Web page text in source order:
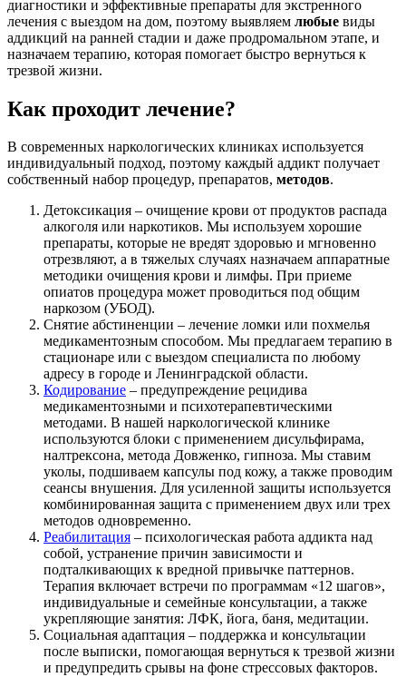
диагностики и эффективные препараты для экстренного
лечения с выездом на дом, поэтому выявляем любые виды
аддикций на ранней стадии и даже продромальном этапе, и
назначаем терапию, которая помогает быстро вернуться к
трезвой жизни.
Как проходит лечение?
В современных наркологических клиниках используется
индивидуальный подход, поэтому каждый аддикт получает
собственный набор процедур, препаратов, методов.
Детоксикация – очищение крови от продуктов распада
алкоголя или наркотиков. Мы используем хорошие
препараты, которые не вредят здоровью и мгновенно
отрезвляют, а в тяжелых случаях назначаем аппаратные
методики очищения крови и лимфы. При приеме
опиатов процедура может проводиться под общим
наркозом (УБОД).
Снятие абстиненции – лечение ломки или похмелья
медикаментозным способом. Мы предлагаем терапию в
стационаре или с выездом специалиста по любому
адресу в городе и Ленинградской области.
Кодирование – предупреждение рецидива
медикаментозными и психотерапевтическими
методами. В нашей наркологической клинике
используются блоки с применением дисульфирама,
налтрексона, метода Довженко, гипноза. Мы ставим
уколы, подшиваем капсулы под кожу, а также проводим
сеансы внушения. Для усиленной защиты используется
комбинированная защита с применением двух или трех
методов одновременно.
Реабилитация – психологическая работа аддикта над
собой, устранение причин зависимости и
подталкивающих к вредной привычке паттернов.
Терапия включает встречи по программам «12 шагов»,
индивидуальные и семейные консультации, а также
укрепляющие занятия: ЛФК, йога, баня, медитации.
Социальная адаптация – поддержка и консультации
после выписки, помогающая вернуться к трезвой жизни
и предупредить срывы на фоне стрессовых факторов.